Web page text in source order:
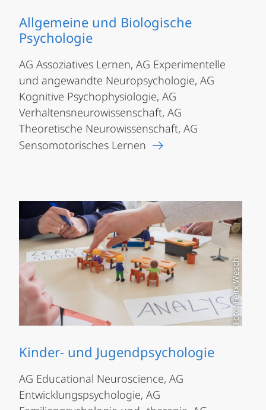
Allgemeine und Biologische
Psychologie
AG Assoziatives Lernen, AG Experimentelle
und angewandte Neuropsychologie, AG
Kognitive Psychophysiologie, AG
Verhaltensneurowissenschaft, AG
Theoretische Neurowissenschaft, AG
Sensomotorisches Lernen
Foto: Felix Wesch
Kinder- und Jugendpsychologie
AG Educational Neuroscience, AG
Entwicklungspsychologie, AG